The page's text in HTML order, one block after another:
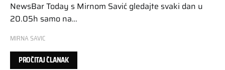
NewsBar Today s Mirnom Savić gledajte svaki dan u
20.05h samo na…
MIRNA SAVIC
PROČITAJ ČLANAK